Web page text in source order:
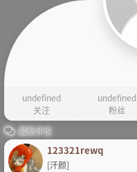
undefined
关注
undefined
粉丝
最新评论
123321rewq
[汗颜]